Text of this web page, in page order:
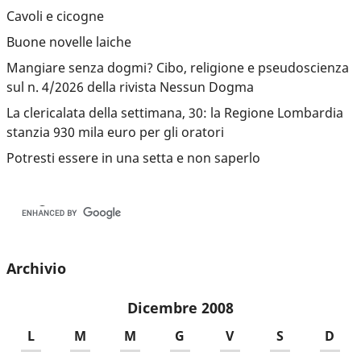
Cavoli e cicogne
Buone novelle laiche
Mangiare senza dogmi? Cibo, religione e pseudoscienza
sul n. 4/2026 della rivista Nessun Dogma
La clericalata della settimana, 30: la Regione Lombardia
stanzia 930 mila euro per gli oratori
Potresti essere in una setta e non saperlo
Archivio
Dicembre 2008
L M M G V S
D